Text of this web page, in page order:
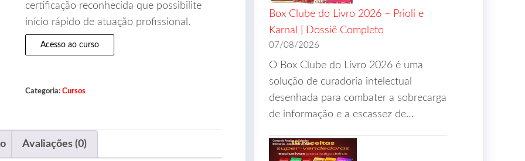
certificação reconhecida que possibilite
início rápido de atuação profissional.
Acesso ao curso
Categoria: Cursos
Avaliações (0)
Box Clube do Livro 2026 – Prioli e
Karnal | Dossiê Completo
07/08/2026
O Box Clube do Livro 2026 é uma
solução de curadoria intelectual
desenhada para combater a sobrecarga
de informação e a escassez de…